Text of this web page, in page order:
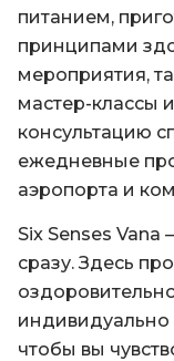
питанием,
принципами
мероприятия,
мастер-классы
консультацию
ежедневные
аэропорта и
Six Senses Vana
сразу. Здесь
чтобы вы